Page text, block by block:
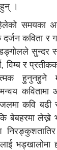
।
समयका
कविता र
सुन्दर
र
कवि
बेबहरमा लेख्ने